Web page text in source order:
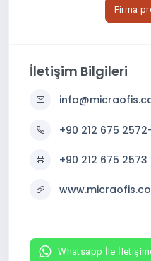
Firma
İletişim Bilgileri
+90 212 675
+90 212 675 2573
Whatsapp İle